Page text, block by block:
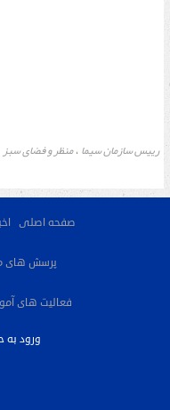
رییس سازمان سیما ،منظر و فضای سبز
صفحه اصلی
پرسش های
فعالیت های
ورود به